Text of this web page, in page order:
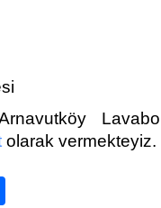
Lavabo
olarak vermekteyiz.